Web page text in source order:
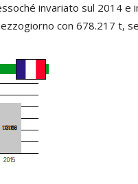
invariato sul 2014
con 678.217 t,